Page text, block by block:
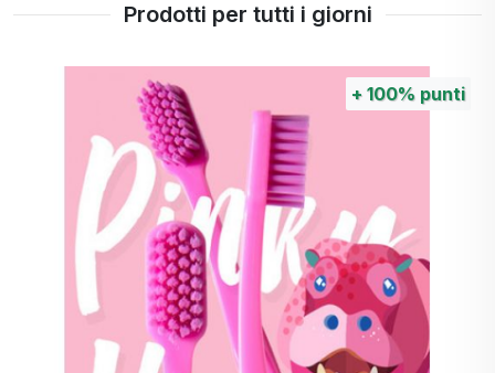
Prodotti per tutti i giorni
+30%